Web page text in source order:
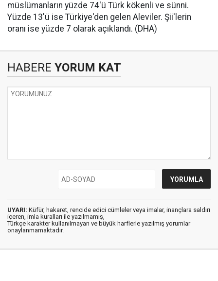
müslümanların yüzde 74'ü Türk kökenli ve sünni.
Yüzde 13'ü ise Türkiye'den gelen Aleviler. Şii'lerin
oranı ise yüzde 7 olarak açıklandı. (DHA)
HABERE YORUM KAT
UYARI: Küfür, hakaret, rencide edici cümleler veya imalar, inançlara saldırı
içeren, imla kuralları ile yazılmamış,
Türkçe karakter kullanılmayan ve büyük harflerle yazılmış yorumlar
onaylanmamaktadır.